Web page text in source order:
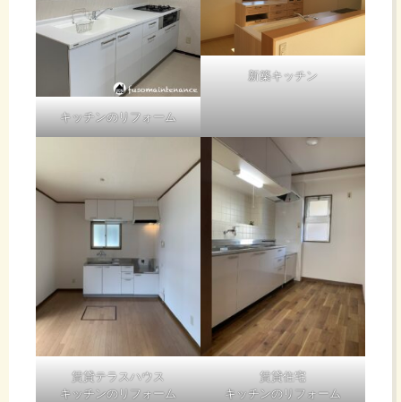
キッチンのリフォーム
新築キッチン
賃貸テラスハウス
キッチンのリフォーム
賃貸住宅
キッチンのリフォーム